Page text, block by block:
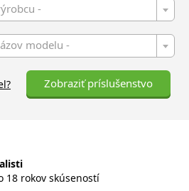
-
modelu -
Zobraziť príslušenstvo
18 rokov skúseností